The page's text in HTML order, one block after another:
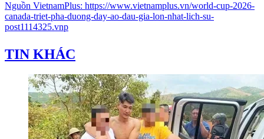
Nguồn VietnamPlus: https://www.vietnamplus.vn/world-cup-2026-
canada-triet-pha-duong-day-ao-dau-gia-lon-nhat-lich-su-
post1114325.vnp
TIN KHÁC